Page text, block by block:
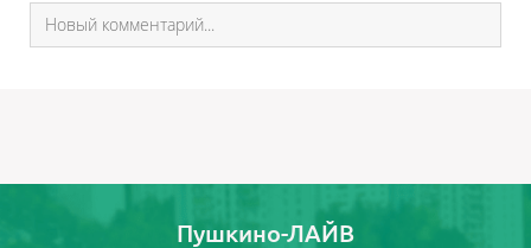
Пушкино-ЛАЙВ